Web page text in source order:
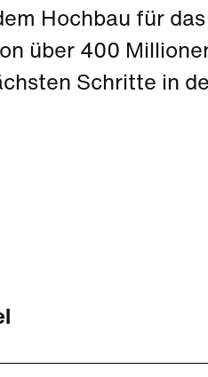
Hochbau für
über 400
Schritte in